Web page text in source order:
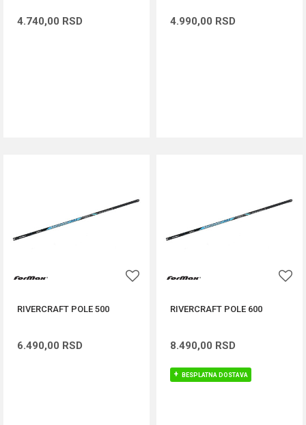
4.740,00 RSD 4.990,00 RSD
RIVERCRAFT POLE 500
6.490,00 RSD
RIVERCRAFT POLE 600
8.490,00 RSD
BESPLATNA DOSTAVA